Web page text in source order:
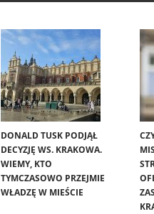
DONALD TUSK PODJĄŁ
DECYZJĘ WS. KRAKOWA.
WIEMY, KTO
TYMCZASOWO PRZEJMIE
WŁADZĘ W MIEŚCIE